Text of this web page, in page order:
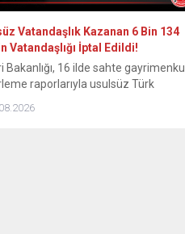
Vatandaşlık Kazanan 6 Bin 134
Vatandaşlığı İptal Edildi!
Bakanlığı, 16 ilde sahte gayrimenkul
raporlarıyla usulsüz Türk
ve 72 şüphelinin yakalandığı